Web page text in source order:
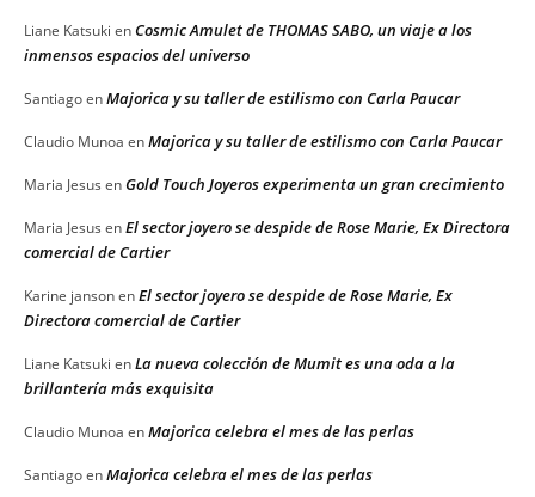
Liane Katsuki enCosmic Amulet de THOMAS SABO, un viaje a los
inmensos espacios del universo
SantiagoenMajorica y su taller de estilismo con Carla Paucar
Claudio Munoa enMajorica y su taller de estilismo con Carla Paucar
Maria Jesus enGold Touch Joyeros experimenta un gran crecimiento
Maria Jesus enEl sector joyero se despide de Rose Marie, Ex Directora
comercial de Cartier
Karine jansonenEl sector joyero se despide de Rose Marie, Ex
Directora comercial de Cartier
Liane Katsuki enLa nueva colección de Mumit es una oda a la
brillantería más exquisita
Claudio Munoa enMajorica celebra el mes de las perlas
SantiagoenMajorica celebra el mes de las perlas